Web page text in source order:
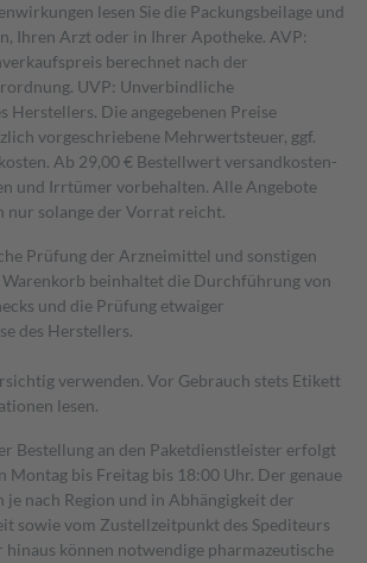
lesen Sie die Packungsbeilage und
Ihren Arzt oder in Ihrer Apotheke. AVP:
berechnet nach der
UVP: Unverbindliche
Herstellers. Die angegebenen Preise
vorgeschriebene Mehrwertsteuer, ggf.
Ab 29,00 € Bestell­wert versand­kosten­
und Irrtümer vorbehalten. Alle Angebote
nur solange der Vorrat reicht.
Prüfung der Arzneimittel und sonstigen
beinhaltet die Durchführung von
und die Prüfung etwaiger
des Herstellers.
verwenden. Vor Gebrauch stets Etikett
lesen.
Bestellung an den Paketdienstleister erfolgt
Montag bis Freitag bis 18:00 Uhr. Der genaue
je nach Region und in Abhängigkeit der
sowie vom Zustellzeitpunkt des Spediteurs
hinaus können notwendige pharmazeutische